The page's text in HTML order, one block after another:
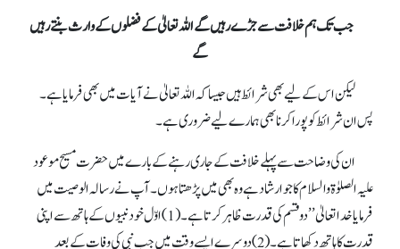
جب تک ہم خلافت سے جڑے رہیں گے اللہ تعالیٰ کے فضلوں کے وارث بنتے رہیں
گے
لیکن اس کے لیے بھی شرائط ہیں جیسا کہ اللہ تعالیٰ نے آیات میں بھی فرمایا ہے۔
پس ان شرائط کو پورا کرنا بھی ہمارے لیے ضروری ہے۔
ان کی وضاحت سے پہلے خلافت کے جاری رہنے کے بارے میں حضرت مسیح موعود
علیہ الصلوٰة والسلام کا جو ارشاد ہے وہ بھی میں پڑھتا ہوں۔ آپ نے رسالہ الوصیت میں
فرمایا خدا تعالیٰ ’’دو قسم کی قدرت ظاہر کرتا ہے۔ (1) اوّل خود نبیوں کے ہاتھ سے اپنی
قدرت کا ہاتھ دکھاتا ہے۔ (2)دوسرے ایسے وقت میں جب نبی کی وفات کے بعد